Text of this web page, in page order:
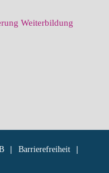
Weiterbildung
Barrierefreiheit